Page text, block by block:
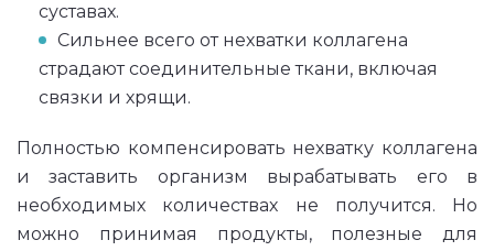
суставах.
Сильнее всего от нехватки коллагена
страдают соединительные ткани, включая
связки и хрящи.
Полностью компенсировать нехватку коллагена
и заставить организм вырабатывать его в
необходимых количествах не получится. Но
можно принимая продукты, полезные для